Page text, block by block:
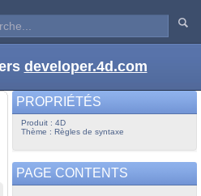
developer.4d.com
PROPRIÉTÉS
Produit : 4D
Thème : Règles de syntaxe
PAGE CONTENTS